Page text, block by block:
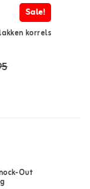
Sale!
korrels
Out